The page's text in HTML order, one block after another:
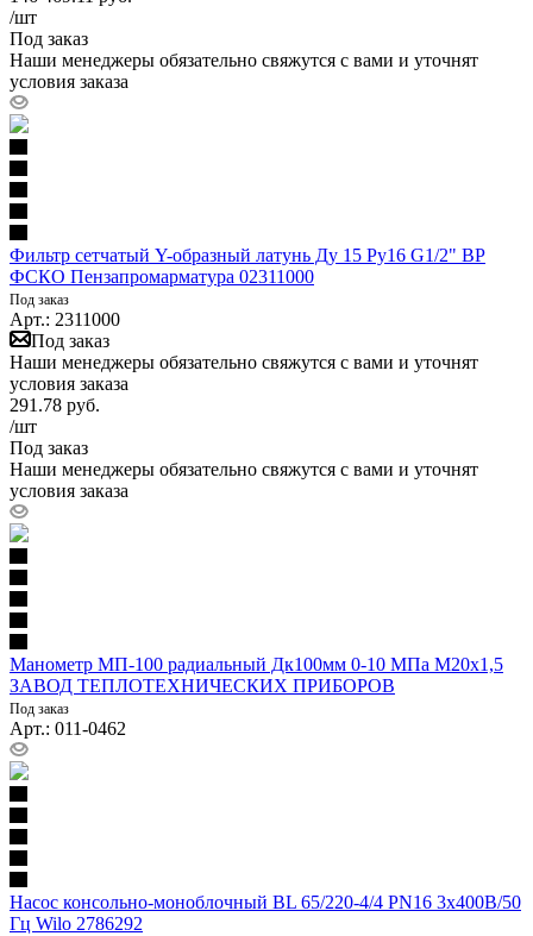
/шт
Под заказ
Наши менеджеры обязательно свяжутся с вами и уточнят
условия заказа
Фильтр сетчатый Y-образный латунь Ду 15 Ру16 G1/2" ВР
ФСКО Пензапромарматура 02311000
Под заказ
Арт.: 2311000
Под заказ
Наши менеджеры обязательно свяжутся с вами и уточнят
условия заказа
291.78 руб.
/шт
Под заказ
Наши менеджеры обязательно свяжутся с вами и уточнят
условия заказа
Манометр МП-100 радиальный Дк100мм 0-10 МПа М20х1,5
ЗАВОД ТЕПЛОТЕХНИЧЕСКИХ ПРИБОРОВ
Под заказ
Арт.: 011-0462
Насос консольно-моноблочный BL 65/220-4/4 PN16 3х400В/50
Гц Wilo 2786292